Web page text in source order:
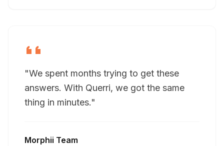
"We spent months trying to get these
answers. With Querri, we got the same
thing in minutes."
Morphii Team